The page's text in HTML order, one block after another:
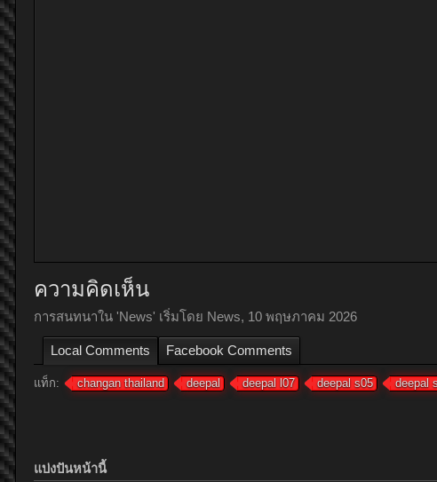
ความคิดเห็น
การสนทนาใน 'News' เริ่มโดย News, 10 พฤษภาคม 2026
Local Comments Facebook Comments
แท็ก: changan thailand deepal deepal l07 deepal s05 deepal
แบ่งปันหน้านี้